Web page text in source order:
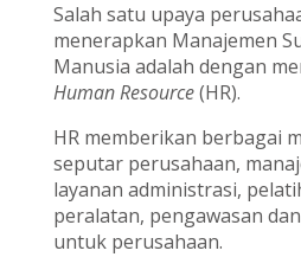
Salah satu upaya
menerapkan Manajemen
Manusia adalah dengan
Human Resource(HR).
HR memberikan berbagai
seputar perusahaan,
layanan administrasi,
peralatan, pengawasan
untuk perusahaan.